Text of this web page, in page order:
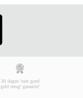
30 dagen 'niet goed
geld terug' garantie!